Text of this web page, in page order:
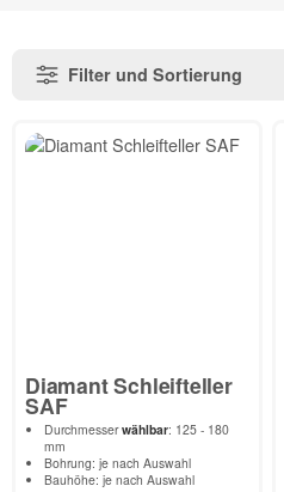
Filter und Sortierung
Diamant Schleifteller
SAF
Durchmesserwählbar: 125 - 180
mm
Bohrung: je nach Auswahl
Bauhöhe: je nach Auswahl